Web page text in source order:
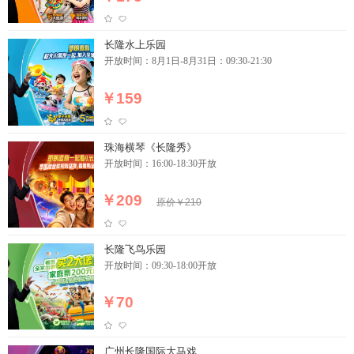
长隆水上乐园
开放时间：8月1日-8月31日：09:30-21:30
￥159
珠海横琴《长隆秀》
开放时间：16:00-18:30开放
￥209 原价￥210
长隆飞鸟乐园
开放时间：09:30-18:00开放
￥70
广州长隆国际大马戏